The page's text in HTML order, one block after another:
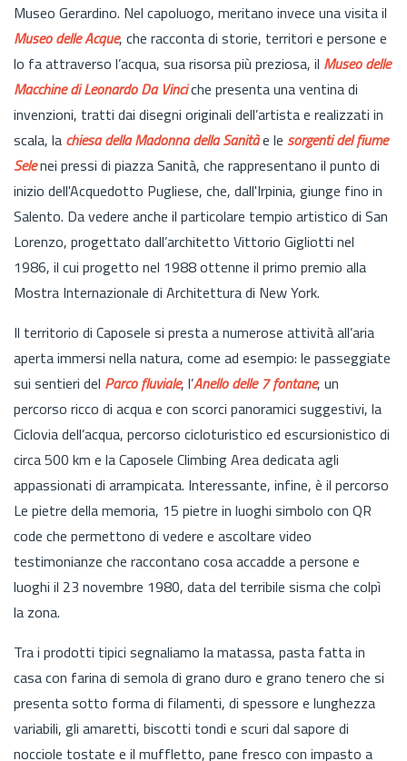
Museo Gerardino. Nel capoluogo, meritano invece una visita il
Museo delle Acque, che racconta di storie, territori e persone e
lo fa attraverso l’acqua, sua risorsa più preziosa, il Museo delle
Macchine di Leonardo Da Vinciche presenta una ventina di
invenzioni, tratti dai disegni originali dell’artista e realizzati in
scala, la chiesa della Madonna della Sanitàe le sorgenti del fiume
Selenei pressi di piazza Sanità, che rappresentano il punto di
inizio dell'Acquedotto Pugliese, che, dall'Irpinia, giunge fino in
Salento. Da vedere anche il particolare tempio artistico di San
Lorenzo, progettato dall’architetto Vittorio Gigliotti nel
1986, il cui progetto nel 1988 ottenne il primo premio alla
Mostra Internazionale di Architettura di New York.
Il territorio di Caposele si presta a numerose attività all’aria
aperta immersi nella natura, come ad esempio: le passeggiate
sui sentieri del Parco fluviale, l’Anello delle 7 fontane, un
percorso ricco di acqua e con scorci panoramici suggestivi, la
Ciclovia dell’acqua, percorso cicloturistico ed escursionistico di
circa 500 km e la Caposele Climbing Area dedicata agli
appassionati di arrampicata. Interessante, infine, è il percorso
Le pietre della memoria, 15 pietre in luoghi simbolo con QR
code che permettono di vedere e ascoltare video
testimonianze che raccontano cosa accadde a persone e
luoghi il 23 novembre 1980, data del terribile sisma che colpì
la zona.
Tra i prodotti tipici segnaliamo la matassa, pasta fatta in
casa con farina di semola di grano duro e grano tenero che si
presenta sotto forma di filamenti, di spessore e lunghezza
variabili, gli amaretti, biscotti tondi e scuri dal sapore di
nocciole tostate e il muffletto, pane fresco con impasto a